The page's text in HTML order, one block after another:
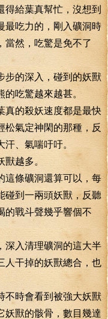
給葉真幫忙，沒想到
最吃力的，剛入礦洞時
當然，吃驚是免不了
的深入，碰到的妖獸
的吃驚越來越甚。
的殺妖速度都是最快
松氣定神閑的那種，反
、氣喘吁吁。
越多。
條礦洞還算可以，每
碰到一兩頭妖獸，反聽
的戰斗聲幾乎響個不
入清理礦洞的這大半
人干掉的妖獸總合，也
時會看到被強大妖獸
妖獸的骸骨，數目幾達